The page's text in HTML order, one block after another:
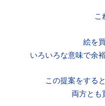
こ
絵を
いろいろな意味で余
この提案をする
両方とも